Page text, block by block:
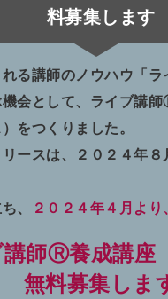
料募集します
る講師のノウハウ「
会として、ライブ講
をつくりました。
ースは、２０２４年
、
２０２４年４月より、
師Ⓡ養成講座
無料募集しま